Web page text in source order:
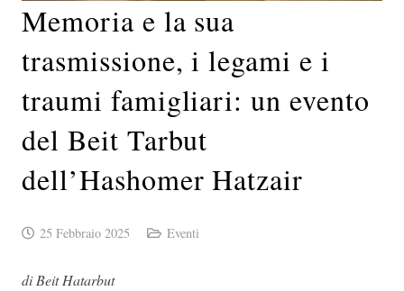
Memoria e la sua
trasmissione, i legami e i
traumi famigliari: un evento
del Beit Tarbut
dell’Hashomer Hatzair
25 Febbraio 2025 Eventi
di Beit Hatarbut